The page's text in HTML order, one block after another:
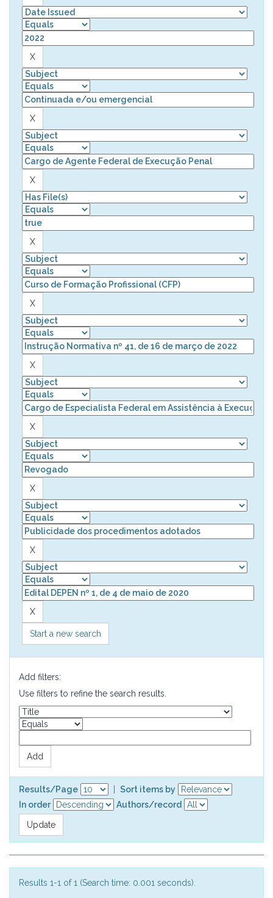
Start a new search
Add filters:
Use filters to refine the search results.
Results/Page
Sort items by
In order
Authors/record
Results 1-1 of 1 (Search time: 0.001 seconds).